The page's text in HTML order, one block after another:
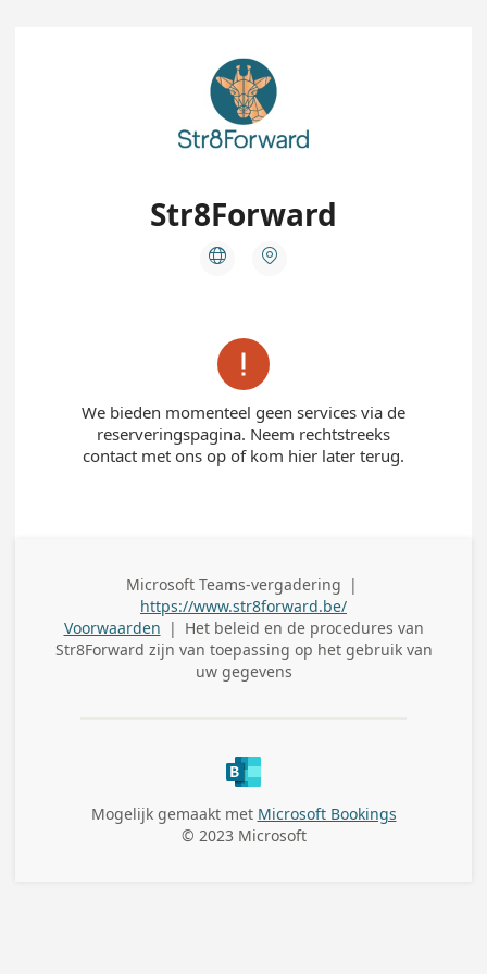
Str8Forward
 

We bieden momenteel geen services via de
reserveringspagina. Neem rechtstreeks
contact met ons op of kom hier later terug.
Adres
(werk)
Microsoft Teams-vergadering |
https://www.str8forward.be/
Voorwaarden | Het beleid en de procedures van
Str8Forward zijn van toepassing op het gebruik van
uw gegevens
Mogelijk gemaakt met Microsoft Bookings
© 2023 Microsoft